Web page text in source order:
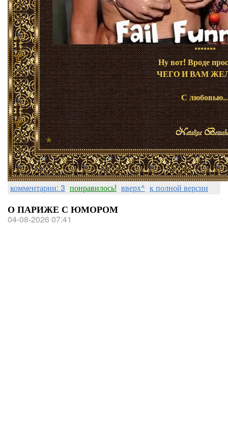
*******
Ну вот! Вроде
ЧЕГО И ВАМ
С
комментарии: 3 понравилось! вверх^ к полной версии
О ПАРИЖЕ С ЮМОРОМ
04-08-2026 07:41